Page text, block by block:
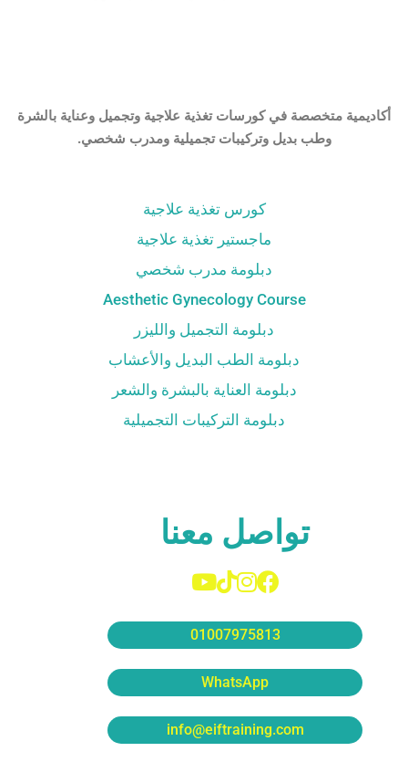
أكاديمية متخصصة في كورسات تغذية علاجية وتجميل وعناية بالشرة
وطب بديل وتركيبات تجميلية ومدرب شخصي.
كورس تغذية علاجية
ماجستير تغذية علاجية
دبلومة مدرب شخصي
Aesthetic Gynecology Course
دبلومة التجميل والليزر
دبلومة الطب البديل والأعشاب
دبلومة العناية بالبشرة والشعر
دبلومة التركيبات التجميلية
تواصل معنا
01007975813
WhatsApp
info@eiftraining.com